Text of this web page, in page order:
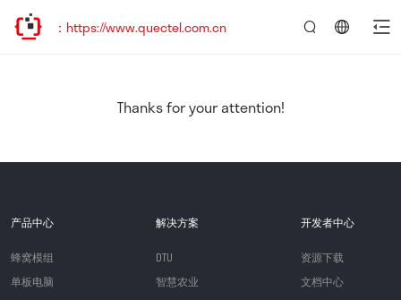
问新址：https://www.quectel.com.cn
Thanks for your attention!
产品中心
蜂窝模组
单板电脑
解决方案
DTU
智慧农业
开发者中心
资源下载
文档中心